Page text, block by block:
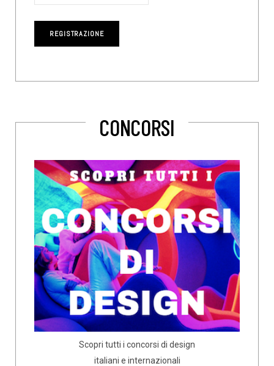
CONCORSI
Scopri tutti i concorsi di design
italiani e internazionali